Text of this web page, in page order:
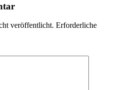
veröffentlicht. Erforderliche